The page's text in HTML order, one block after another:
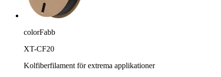
colorFabb
XT-CF20
Kolfiberfilament för extrema applikationer